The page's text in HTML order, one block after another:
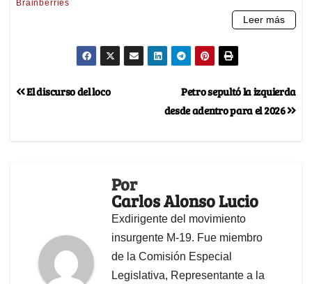
Petro sepultó la izquierda
desde adentro para el 2026
El discurso del loco
Por
Carlos Alonso Lucio
Exdirigente del movimiento
insurgente M-19. Fue miembro
de la Comisión Especial
Legislativa, Representante a la